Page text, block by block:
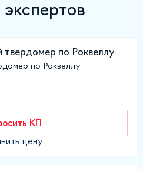
по Роквеллу
КП
цену